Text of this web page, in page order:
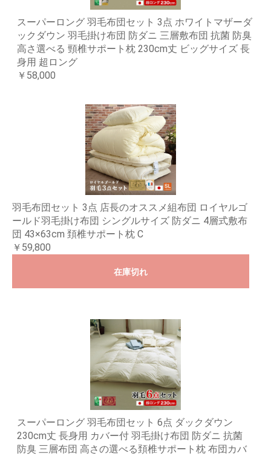
スーパーロング 羽毛布団セット 3点 ホワイトマザーダ
ックダウン 羽毛掛け布団 防ダニ 三層敷布団 抗菌 防臭
高さ選べる 頸椎サポート枕 230cm丈 ビッグサイズ 長
身用 超ロング
￥58,000
羽毛布団セット 3点 店長のオススメ組布団 ロイヤルゴ
ールド羽毛掛け布団 シングルサイズ 防ダニ 4層式敷布
団 43×63cm 頚椎サポート枕 C
￥59,800
在庫切れ
スーパーロング 羽毛布団セット 6点 ダックダウン
230cm丈 長身用 カバー付 羽毛掛け布団 防ダニ 抗菌
防臭 三層布団 高さの選べる頚椎サポート枕 布団カバ